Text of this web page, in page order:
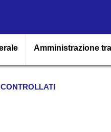
Amministrazione